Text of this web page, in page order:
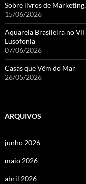
Sobre livros de
15/06/2026
Aquarela Brasileira no VII
Lusofonia
07/06/2026
Casas que Vêm do Mar
26/05/2026
ARQUIVOS
junho 2026
maio 2026
abril 2026